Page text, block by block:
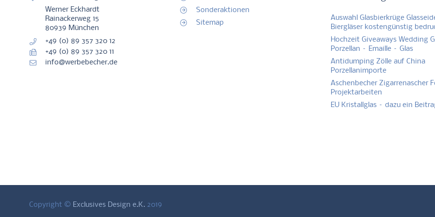
Werner Eckhardt
Rainackerweg 15
80939 München
+49 (0) 89 357 320 12
+49 (0) 89 357 320 11
info@werbebecher.de
Sonderaktionen
Sitemap
Auswahl Glasbierkrüge
Biergläser kostengünstig
Hochzeit Giveaways Wedding
Porzellan – Emaille – Glas
Antidumping Zölle auf China
Porzellanimporte
Aschenbecher Zigarrenascher
Projektarbeiten
EU Kristallglas – dazu ein
Geschenk Set
Produktlinie
Copyright © Exclusives Design e.K. 2019